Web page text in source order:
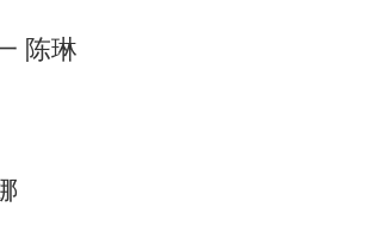
陈琳